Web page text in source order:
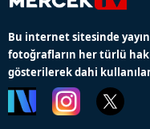
Bu internet sitesinde
fotoğrafların her türlü
gösterilerek dahi